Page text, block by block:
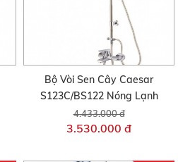
Bộ Vòi Sen Cây Caesar
S123C/BS122 Nóng Lạnh
4.433.000 đ
3.530.000 đ